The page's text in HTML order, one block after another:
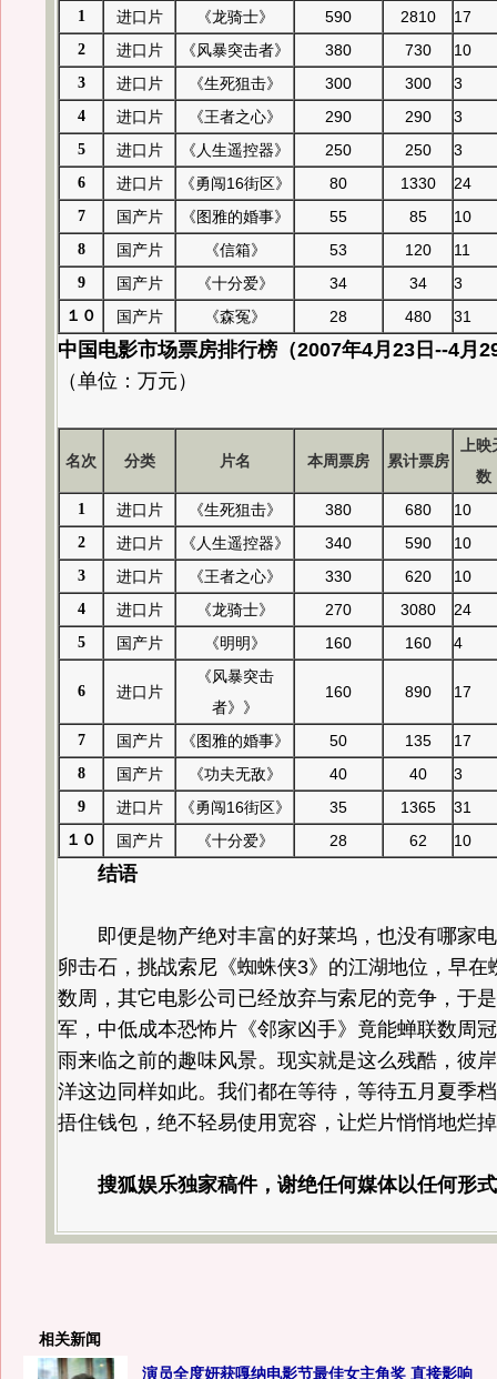
1 进口片 《龙骑士》 590 2810 17
2 进口片 《风暴突击者》 380 730 10
3 进口片 《生死狙击》 300 300 3
4 进口片 《王者之心》 290 290 3
5 进口片 《人生遥控器》 250 250 3
6 进口片 《勇闯16街区》 80 1330 24
7 国产片 《图雅的婚事》 55 85 10
8 国产片 《信箱》 53 120 11
9 国产片 《十分爱》 34 34 3
１０ 国产片 《森冤》 28 480 31
中国电影市场票房排行榜（2007年4月23日--4月
（单位：万元）
名次 分类 片名 本周票房 累计票房
上映
数
1 进口片 《生死狙击》 380 680 10
2 进口片 《人生遥控器》 340 590 10
3 进口片 《王者之心》 330 620 10
4 进口片 《龙骑士》 270 3080 24
5 国产片 《明明》 160 160 4
6 进口片
《风暴突击
者》》
160 890 17
7 国产片 《图雅的婚事》 50 135 17
8 国产片 《功夫无敌》 40 40 3
9 进口片 《勇闯16街区》 35 1365 31
１０ 国产片 《十分爱》 28 62 10
结语
即便是物产绝对丰富的好莱坞，也没有哪家电
卵击石，挑战索尼《蜘蛛侠3》的江湖地位，早在
数周，其它电影公司已经放弃与索尼的竞争，于
军，中低成本恐怖片《邻家凶手》竟能蝉联数周
雨来临之前的趣味风景。现实就是这么残酷，彼
洋这边同样如此。我们都在等待，等待五月夏季
捂住钱包，绝不轻易使用宽容，让烂片悄悄地烂
搜狐娱乐独家稿件，谢绝任何媒体以任何形
相关新闻
演员全度妍获嘎纳电影节最佳女主角奖 直接影响